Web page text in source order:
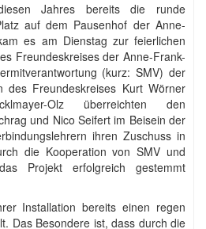
Jahres bereits die runde
auf dem Pausenhof der Anne-
es am Dienstag zur feierlichen
Freundeskreises der Anne-Frank-
(kurz: SMV) der
des Freundeskreises Kurt Wörner
Olz überreichten den
und Nico Seifert im Beisein der
ihren Zuschuss in
die Kooperation von SMV und
Projekt erfolgreich gestemmt
Installation bereits einen regen
Das Besondere ist, dass durch die